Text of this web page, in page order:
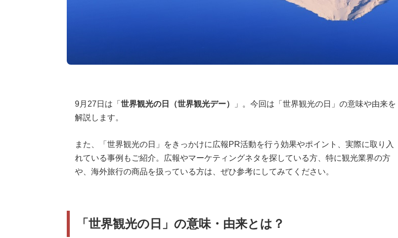
9月27日は「 世界観光の日（世界観光デー）
」。今回は「世界観光の日」の意味や由来を
解説します。
また、「世界観光の日」をきっかけに広報PR活動を行う効果やポイント、実際に取り入
れている事例もご紹介。広報やマーケティングネタを探している方、特に観光業界の方
や、海外旅行の商品を扱っている方は、ぜひ参考にしてみてください。
「世界観光の日」の意味・由来とは？